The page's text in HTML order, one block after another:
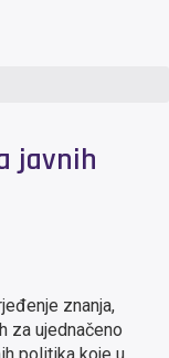
javnih
znanja,
za ujednačeno